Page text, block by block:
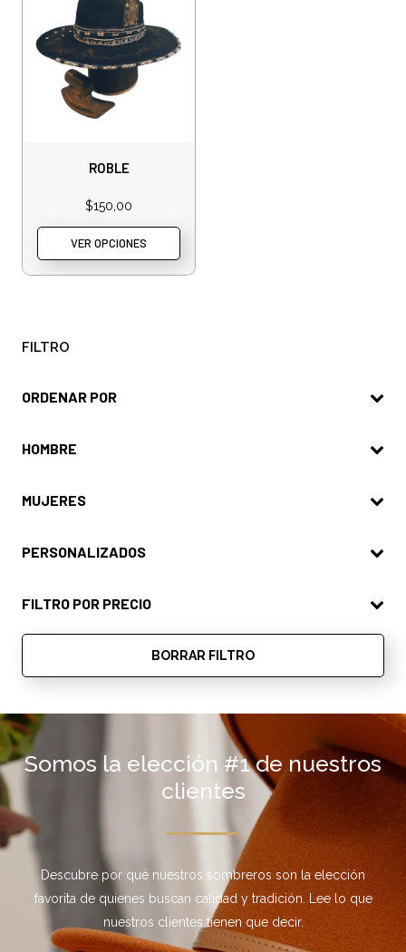
FILTRO
ORDENAR POR
HOMBRE
MUJERES
PERSONALIZADOS
FILTRO POR PRECIO
BORRAR FILTRO
ROBLE
$150,00
VER OPCIONES
Somos la elección #1 de nuestros
clientes
Descubre por qué nuestros sombreros son la elección
favorita de quienes buscan calidad y tradición. Lee lo que
nuestros clientes tienen que decir.